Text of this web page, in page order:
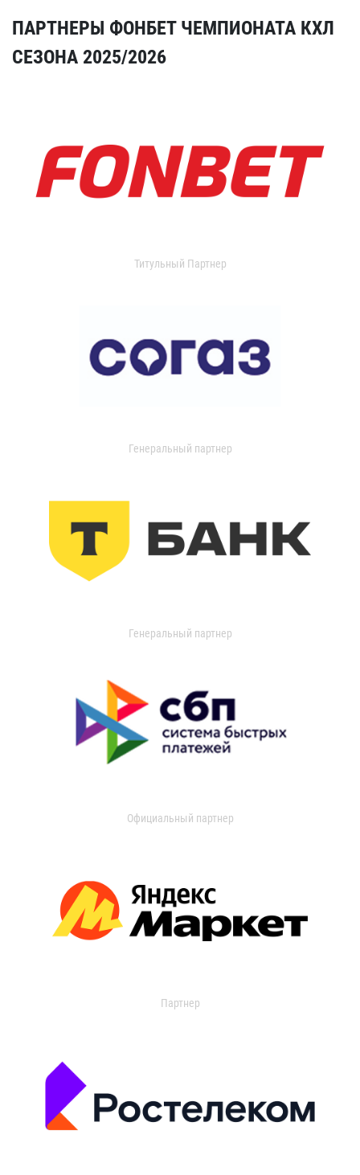
ПАРТНЕРЫ ФОНБЕТ ЧЕМПИОНАТА КХЛ
СЕЗОНА 2025/2026
Титульный Партнер
Генеральный партнер
Генеральный партнер
Официальный партнер
Партнер